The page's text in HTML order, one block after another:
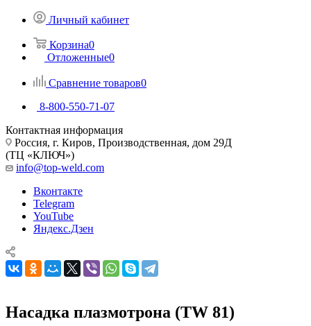
Личный кабинет
Корзина0
Отложенные0
Сравнение товаров0
8-800-550-71-07
Контактная информация
Россия, г. Киров, Производственная, дом 29Д
(ТЦ «КЛЮЧ»)
info@top-weld.com
Вконтакте
Telegram
YouTube
Яндекс.Дзен
Насадка плазмотрона (TW 81)